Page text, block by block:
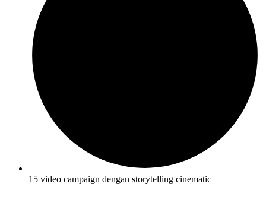
15 video campaign dengan storytelling cinematic